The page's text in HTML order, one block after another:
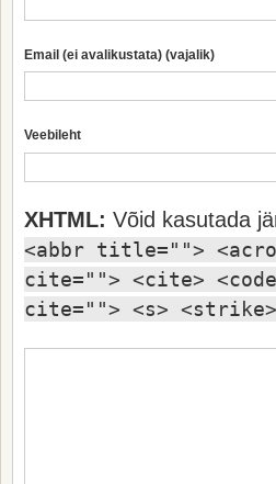
Email (ei avalikustata) (vajalik)
Veebileht
XHTML: Võid kasutada
<abbr title="">
cite=""> <cite>
cite=""> <s>